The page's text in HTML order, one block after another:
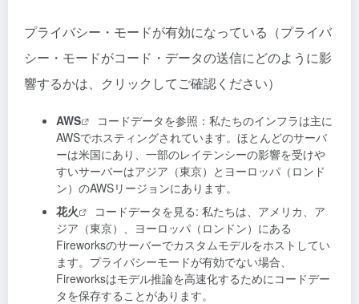
プライバシー・モードが有効になっている（プライバ
シー・モードがコード・データの送信にどのように影
響するかは、クリックしてご確認ください）
AWS
コードデータを参照：私たちのインフラは主に
AWSでホスティングされています。ほとんどのサーバ
ーは米国にあり、一部のレイテンシーの影響を受けや
すいサーバーはアジア（東京）とヨーロッパ（ロンド
ン）のAWSリージョンにあります。
花火
コードデータを見る: 私たちは、アメリカ、ア
ジア（東京）、ヨーロッパ（ロンドン）にある
Fireworksのサーバーでカスタムモデルをホストしてい
ます。プライバシーモードが有効でない場合、
Fireworksはモデル推論を高速化するためにコードデー
タを保存することがあります。